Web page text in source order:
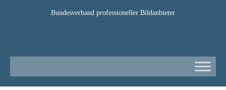
Bundesverband professioneller Bildanbieter